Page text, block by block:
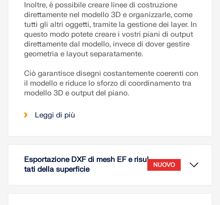
Inoltre, è possibile creare linee di costruzione
direttamente nel modello 3D e organizzarle, come
tutti gli altri oggetti, tramite la gestione dei layer. In
questo modo potete creare i vostri piani di output
direttamente dal modello, invece di dover gestire
geometria e layout separatamente.
Ciò garantisce disegni costantemente coerenti con
il modello e riduce lo sforzo di coordinamento tra
modello 3D e output del piano.
Leggi di più
Esportazione DXF di mesh EF e risul
tati della superficie
NUOVO